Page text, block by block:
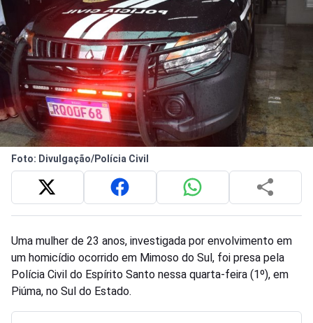
Foto: Divulgação/Polícia Civil
Uma mulher de 23 anos, investigada por envolvimento em
um homicídio ocorrido em Mimoso do Sul, foi presa pela
Polícia Civil do Espírito Santo nessa quarta-feira (1º), em
Piúma, no Sul do Estado.